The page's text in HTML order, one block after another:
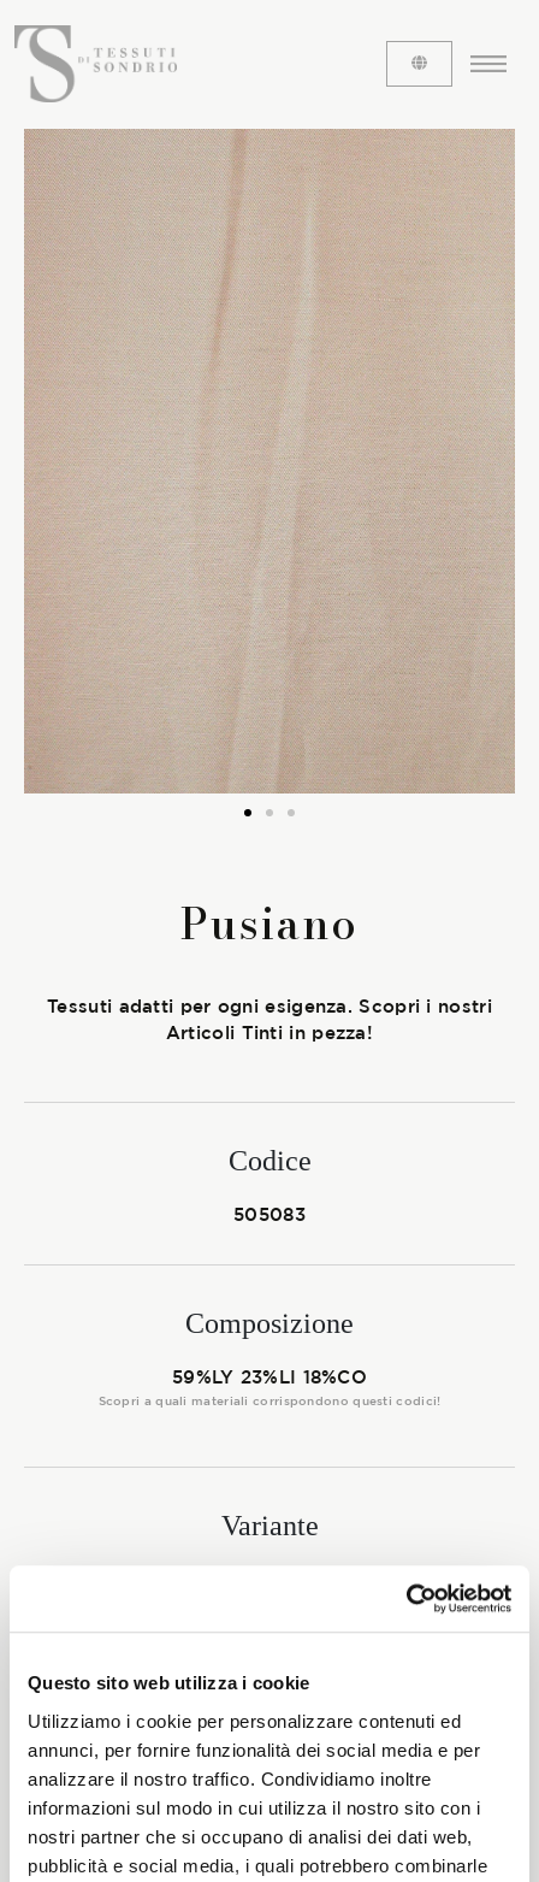
Questo sito web utilizza i cookie
Utilizziamo i cookie per personalizzare contenuti ed
annunci, per fornire funzionalità dei social media e per
analizzare il nostro traffico. Condividiamo inoltre
informazioni sul modo in cui utilizza il nostro sito con i
nostri partner che si occupano di analisi dei dati web,
pubblicità e social media, i quali potrebbero combinarle
Pusiano
Tessuti adatti per ogni esigenza. Scopri i nostri
Articoli Tinti in pezza!
Codice
505083
Composizione
59%LY 23%LI 18%CO
Scopri a quali materiali corrispondono questi codici!
Variante
Peso
290 G/MLIN
Altezza
CHI SIAMO
Le etichette
La nostra storia
Lavora con noi
Share our fabrics
I TESSUTI
La Stagione Autunno/Inverno
La Stagione Primavera/Estate
Le sotto-collezioni
Le caratteristiche
Heart for Earth
Certificazioni
CONTATTI